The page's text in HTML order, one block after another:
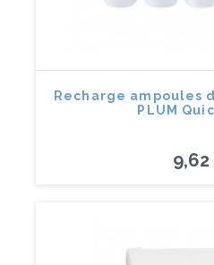
Recharge ampoules
PLUM